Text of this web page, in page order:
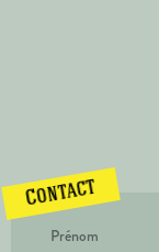
Contact